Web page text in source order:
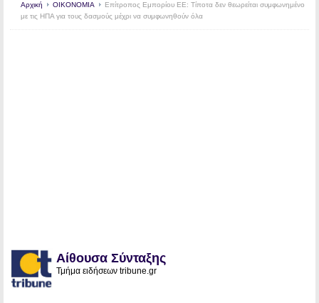
Αρχική ΟΙΚΟΝΟΜΙΑ
Επίτροπος Εμπορίου ΕΕ: Τίποτα δεν θεωρείται συμφωνημένο
με τις ΗΠΑ για τους δασμούς μέχρι να συμφωνηθούν όλα
Αίθουσα Σύνταξης
Τμήμα ειδήσεων tribune.gr